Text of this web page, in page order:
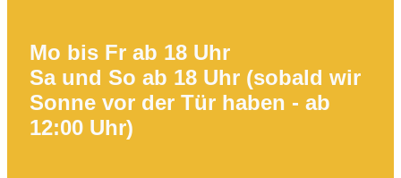
Mo bis Fr ab 18 Uhr
Sa und So ab 18 Uhr (sobald wir
Sonne vor der Tür haben - ab
12:00 Uhr)